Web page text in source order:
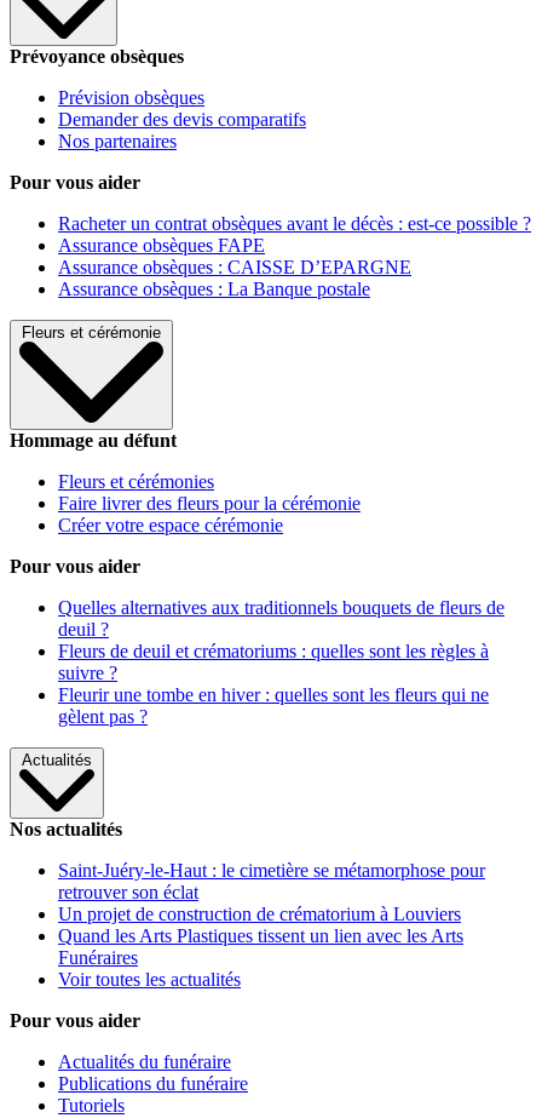
Prévoyance obsèques
Prévision obsèques
Demander des devis comparatifs
Nos partenaires
Pour vous aider
Racheter un contrat obsèques avant le décès : est-ce possible ?
Assurance obsèques FAPE
Assurance obsèques : CAISSE D’EPARGNE
Assurance obsèques : La Banque postale
Fleurs et cérémonie
Hommage au défunt
Fleurs et cérémonies
Faire livrer des fleurs pour la cérémonie
Créer votre espace cérémonie
Pour vous aider
Quelles alternatives aux traditionnels bouquets de fleurs de
deuil ?
Fleurs de deuil et crématoriums : quelles sont les règles à
suivre ?
Fleurir une tombe en hiver : quelles sont les fleurs qui ne
gèlent pas ?
Actualités
Nos actualités
Saint-Juéry-le-Haut : le cimetière se métamorphose pour
retrouver son éclat
Un projet de construction de crématorium à Louviers
Quand les Arts Plastiques tissent un lien avec les Arts
Funéraires
Voir toutes les actualités
Pour vous aider
Actualités du funéraire
Publications du funéraire
Tutoriels